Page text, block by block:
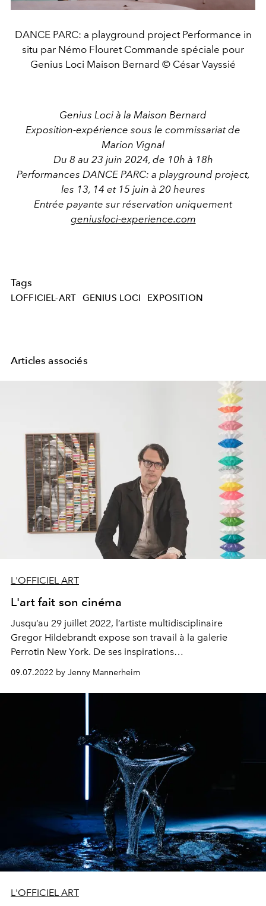
DANCE PARC: a playground project Performance in
situ par Némo Flouret Commande spéciale pour
Genius Loci Maison Bernard © César Vayssié
Genius Loci à la Maison Bernard
Exposition-expérience sous le commissariat de
Marion Vignal
Du 8 au 23 juin 2024, de 10h à 18h
Performances DANCE PARC: a playground project,
les 13, 14 et 15 juin à 20 heures
Entrée payante sur réservation uniquement
geniusloci-experience.com
Tags
LOFFICIEL-ART GENIUS LOCI EXPOSITION
Articles associés
L'OFFICIEL ART
L'art fait son cinéma
Jusqu’au 29 juillet 2022, l’artiste multidisciplinaire
Gregor Hildebrandt expose son travail à la galerie
Perrotin New York. De ses inspirations
cinématographiques à ses projets futurs, l’artiste s’est
confié à L’Officiel. Rencontre.
09.07.2022 by Jenny Mannerheim
L'OFFICIEL ART